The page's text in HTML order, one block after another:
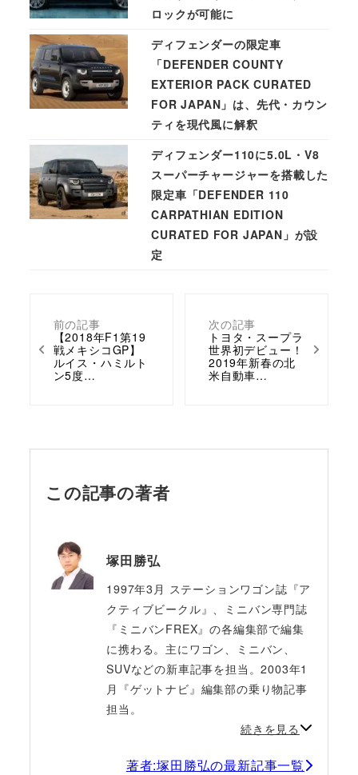
前の記事
【2018年F1第19
戦メキシコGP】
ルイス・ハミルト
ン5度…
次の記事
トヨタ・スープラ
世界初デビュー！
2019年新春の北
米自動車…
ロックが可能に
ディフェンダーの限定車
「DEFENDER COUNTY
EXTERIOR PACK CURATED
FOR JAPAN」は、先代・カウン
ティを現代風に解釈
ディフェンダー110に5.0L・V8
スーパーチャージャーを搭載した
限定車「DEFENDER 110
CARPATHIAN EDITION
CURATED FOR JAPAN」が設
定
この記事の著者
塚田勝弘
1997年3月 ステーションワゴン誌『ア
クティブビークル』、ミニバン専門誌
『ミニバンFREX』の各編集部で編集
に携わる。主にワゴン、ミニバン、
SUVなどの新車記事を担当。2003年1
月『ゲットナビ』編集部の乗り物記事
担当。
続きを見る
著者:塚田勝弘の最新記事一覧